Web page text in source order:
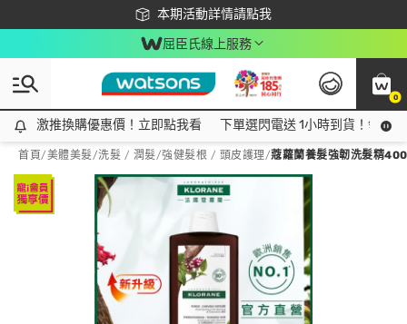
本期活動詳情請點我
下載app最高回饋$350
屈臣氏線上服務
0
激推換購優惠價！立即點我看
激推換購優惠價！立即點我看 下單選閃電送 1小時到貨！領神
首頁/美體美髮/洗髮 / 潤髮/強健髮根 / 頭皮護理/蔻蘿蘭養髮強韌洗髮精